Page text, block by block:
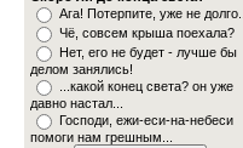
Ага! Потерпите, уже не долго...
Чё, совсем крыша поехала?
Нет, его не будет - лучше бы
делом занялись!
...какой конец света? он уже
давно настал...
Господи, ежи-еси-на-небеси
помоги нам грешным...